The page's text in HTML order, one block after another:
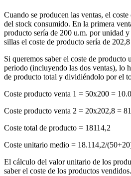
Cuando se producen las ventas, el
del stock consumido. En la primera
producto sería de 200 u.m. por unidad
sillas el coste de producto sería de
Si queremos saber el coste de producto
periodo (incluyendo las dos ventas), lo
de producto total y dividiéndolo por el
Coste producto venta 1 = 50x200 =
Coste producto venta 2 = 20x202,8 =
Coste total de producto = 18114,2
Coste unitario medio = 18.114,2/
El cálculo del valor unitario de los
saber el coste de los productos vendidos.